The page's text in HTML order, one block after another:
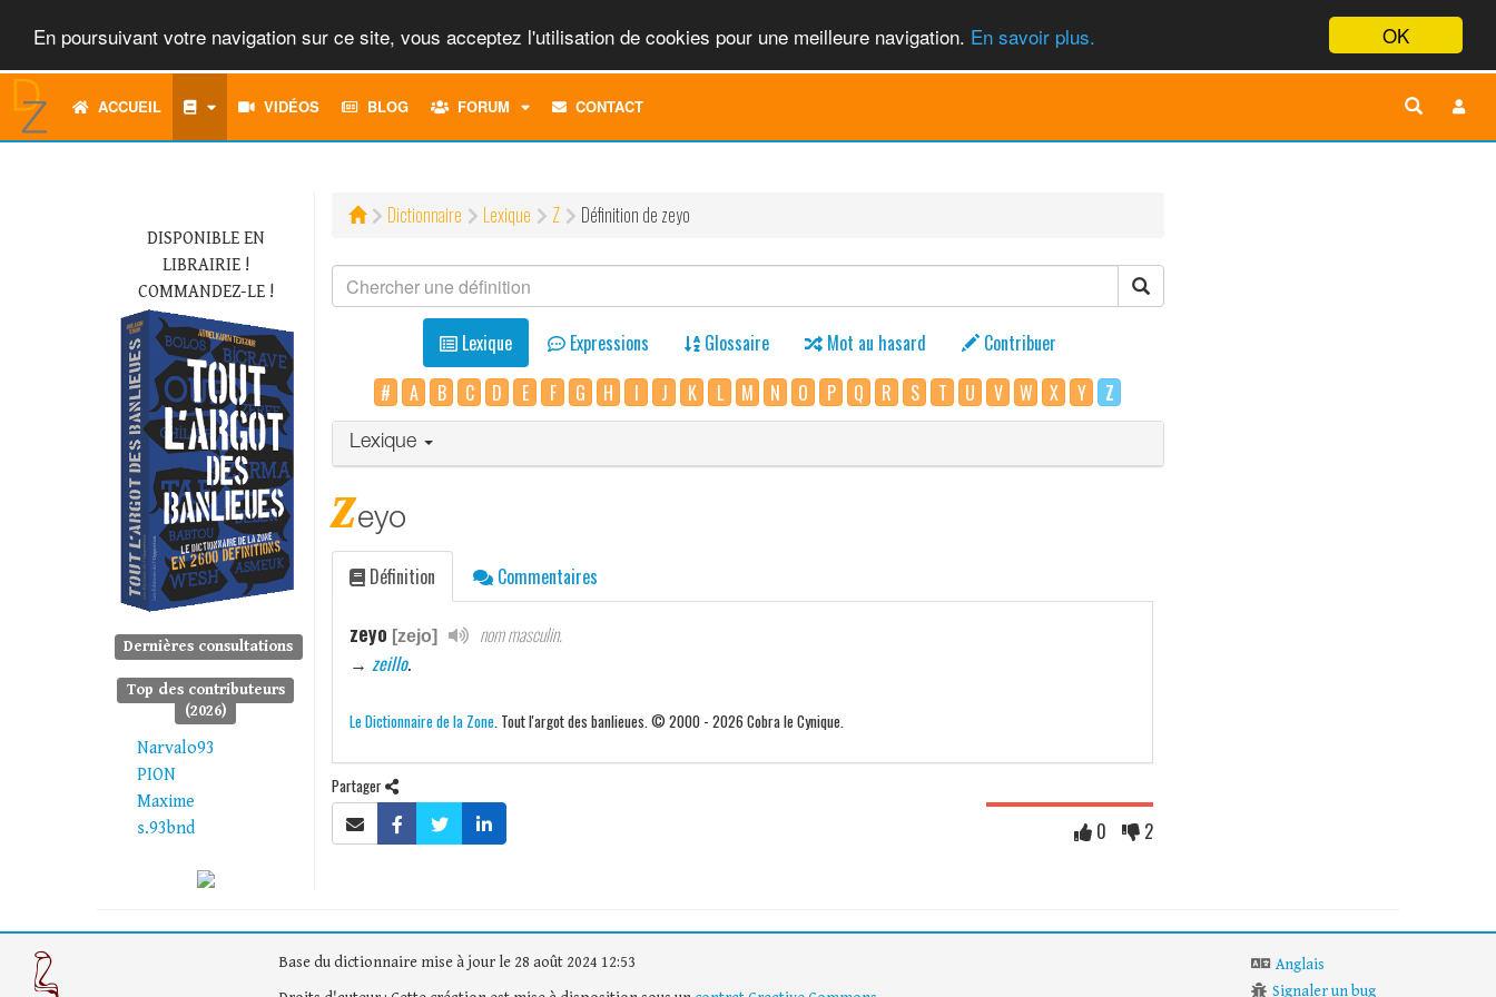
OK
En poursuivant votre navigation sur ce site, vous acceptez l'utilisation de cookies pour une meilleure navigation. En savoir plus.
ACCUEIL VIDÉOS BLOG FORUM
TOGGLECONTACT
DISPONIBLE EN
LIBRAIRIE !
COMMANDEZ-LE !
Dernières consultations
Top des contributeurs
(2026)
Narvalo93
PION
Maxime
s.93bnd
Dictionnaire Lexique Z Définition de zeyo
Lexique Expressions Glossaire Mot au hasard
Contribuer
#
A B C D E F G H I J K L M N O P Q R S T U V W X Y Z
Lexique
zeyo
Définition Commentaires
zeyo [zejo]
nom masculin.
→ zeillo.
Le Dictionnaire de la Zone. Tout l'argot des banlieues. © 2000 - 2026 Cobra le Cynique.
Partager
0 2
Base du dictionnaire mise à jour le 28 août 2024 12:53
Anglais
Signaler un bug